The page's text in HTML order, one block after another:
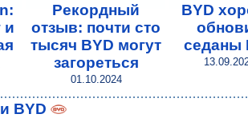
и
Рекордный
отзыв: почти сто
тысяч BYD могут
загореться
01.10.2024
BYD
седаны
BYD